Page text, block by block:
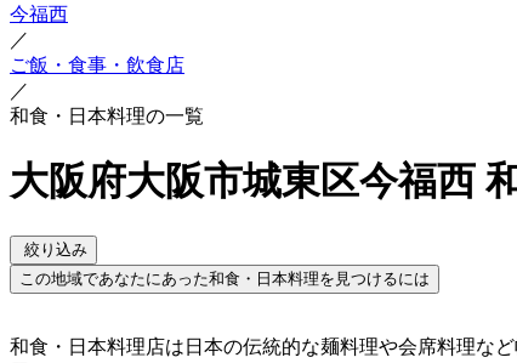
今福西
／
ご飯・食事・飲食店
／
和食・日本料理の一覧
大阪府大阪市城東区今福西
絞り込み
この地域であなたにあった和食・日本料理を見つけるには
和食・日本料理店は日本の伝統的な麺料理や会席料理な